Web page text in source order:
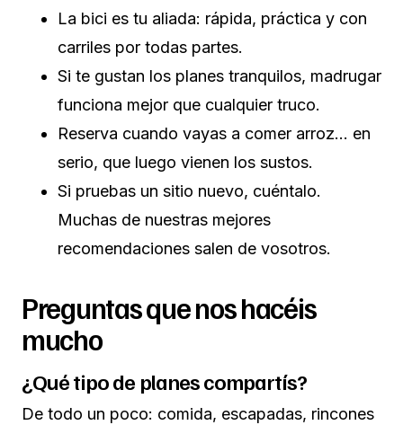
La bici es tu aliada: rápida, práctica y con
carriles por todas partes.
Si te gustan los planes tranquilos, madrugar
funciona mejor que cualquier truco.
Reserva cuando vayas a comer arroz… en
serio, que luego vienen los sustos.
Si pruebas un sitio nuevo, cuéntalo.
Muchas de nuestras mejores
recomendaciones salen de vosotros.
Preguntas que nos hacéis
mucho
¿Qué tipo de planes compartís?
De todo un poco: comida, escapadas, rincones